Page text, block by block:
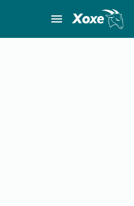
menu